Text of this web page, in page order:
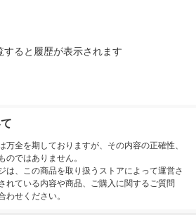
すると履歴が表示されます
万全を期しておりますが、その内容の正確性、
のではありません。
は、この商品を取り扱うストアによって運営さ
れている内容や商品、ご購入に関するご質問
わせください。